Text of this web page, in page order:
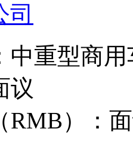
司
中重型商
议
）：